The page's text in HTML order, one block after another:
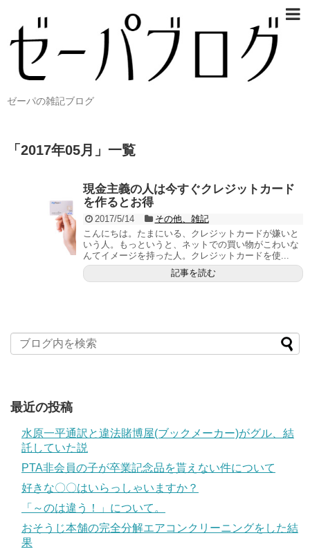
ゼーパの雑記ブログ
「 2017年05月 」 一覧
現金主義の人は今すぐクレジットカード
を作るとお得
2017/5/14
その他、雑記
こんにちは。たまにいる、クレジットカードが嫌いと
いう人。もっというと、ネットでの買い物がこわいな
んてイメージを持った人。クレジットカードを使...
記事を読む
最近の投稿
水原一平通訳と違法賭博屋(ブックメーカー)がグル、結
託していた説
PTA非会員の子が卒業記念品を貰えない件について
好きな〇〇はいらっしゃいますか？
「～のは違う！」について。
おそうじ本舗の完全分解エアコンクリーニングをした結
果